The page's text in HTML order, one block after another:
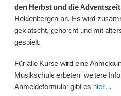
den Herbst und die
Heldenbergen an. Es wird
geklatscht, gehorcht und mit
gespielt.
Für alle Kurse wird eine
Musikschule erbeten, weitere
Anmeldeformular gibt es hier…